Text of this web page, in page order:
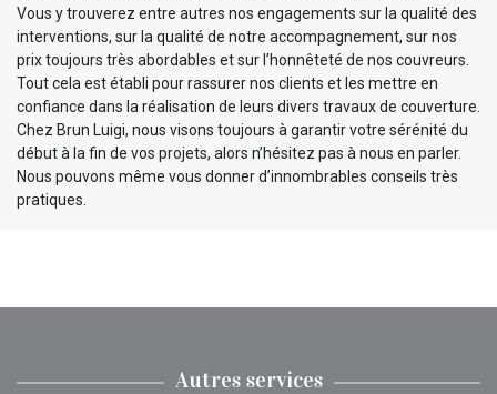
Vous y trouverez entre autres nos engagements sur la qualité des
interventions, sur la qualité de notre accompagnement, sur nos
prix toujours très abordables et sur l’honnêteté de nos couvreurs.
Tout cela est établi pour rassurer nos clients et les mettre en
confiance dans la réalisation de leurs divers travaux de couverture.
Chez Brun Luigi, nous visons toujours à garantir votre sérénité du
début à la fin de vos projets, alors n’hésitez pas à nous en parler.
Nous pouvons même vous donner d’innombrables conseils très
pratiques.
Autres services